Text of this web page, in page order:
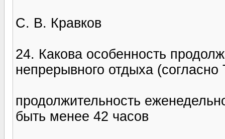
С. В. Кравков
24. Какова особенность
непрерывного отдыха
продолжительность
быть менее 42 часов